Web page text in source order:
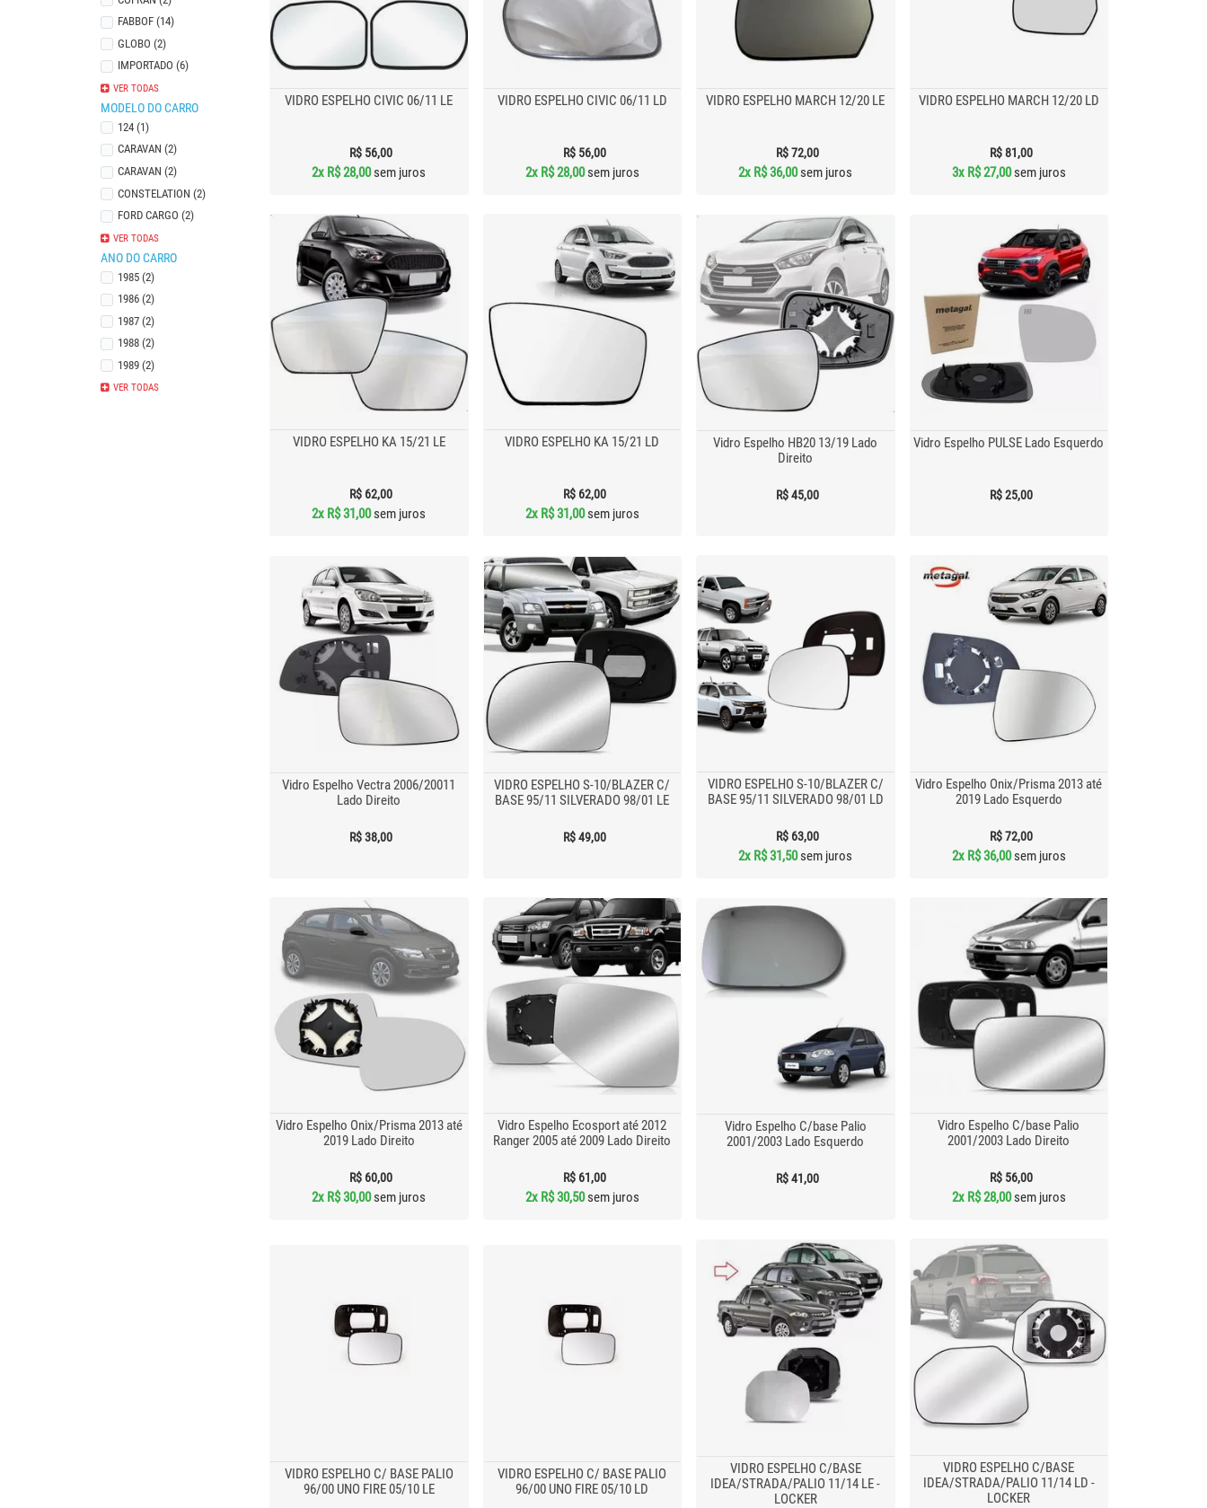
Bojo Externo
FABBOF (14)
GLOBO (2)
IMPORTADO (6)
METAGAL (53)
ORIGINAL (1)
RETROC (2)
VP (1)
VER TODAS
MODELO DO CARRO
124 (1)
CARAVAN (2)
CARAVAN (2)
CONSTELATION (2)
FORD CARGO (2)
OPALA (2)
SCANIA 114 (2)
SCANIA 124 (2)
UNO (1)
VER TODAS
ANO DO CARRO
1985 (2)
1986 (2)
1987 (2)
1988 (2)
1989 (2)
1990 (2)
1996 (1)
1997 (1)
1998 (3)
1999 (3)
2000 (3)
2001 (3)
2002 (3)
2003 (3)
2004 (2)
2005 (2)
2006 (2)
2007 (2)
2008 (2)
2009 (1)
2010 (1)
2011 (1)
2012 (3)
2013 (5)
2014 (5)
2015 (5)
2016 (5)
2017 (5)
2018 (5)
VER TODAS
VIDRO ESPELHO CIVIC 06/11 LE
R$ 56,00
2x R$ 28,00sem juros
VIDRO ESPELHO CIVIC 06/11 LD
R$ 56,00
2x R$ 28,00sem juros
VIDRO ESPELHO MARCH 12/20 LE
R$ 72,00
2x R$ 36,00sem juros
VIDRO ESPELHO MARCH 12/20 LD
R$ 81,00
3x R$ 27,00sem juros
VIDRO ESPELHO KA 15/21 LE
R$ 62,00
2x R$ 31,00sem juros
VIDRO ESPELHO KA 15/21 LD
R$ 62,00
2x R$ 31,00sem juros
Vidro Espelho HB20 13/19 Lado
Direito
R$ 45,00
Vidro Espelho PULSE Lado Esquerdo
R$ 25,00
Vidro Espelho Vectra 2006/20011
Lado Direito
R$ 38,00
VIDRO ESPELHO S-10/BLAZER C/
BASE 95/11 SILVERADO 98/01 LE
R$ 49,00
VIDRO ESPELHO S-10/BLAZER C/
BASE 95/11 SILVERADO 98/01 LD
R$ 63,00
2x R$ 31,50sem juros
Vidro Espelho Onix/Prisma 2013 até
2019 Lado Esquerdo
R$ 72,00
2x R$ 36,00sem juros
Vidro Espelho Onix/Prisma 2013 até
2019 Lado Direito
R$ 60,00
2x R$ 30,00sem juros
Vidro Espelho Ecosport até 2012
Ranger 2005 até 2009 Lado Direito
R$ 61,00
2x R$ 30,50sem juros
Vidro Espelho C/base Palio
2001/2003 Lado Esquerdo
R$ 41,00
Vidro Espelho C/base Palio
2001/2003 Lado Direito
R$ 56,00
2x R$ 28,00sem juros
VIDRO ESPELHO C/ BASE PALIO
96/00 UNO FIRE 05/10 LE
VIDRO ESPELHO C/ BASE PALIO
96/00 UNO FIRE 05/10 LD
VIDRO ESPELHO C/BASE
IDEA/STRADA/PALIO 11/14 LE -
LOCKER
VIDRO ESPELHO C/BASE
IDEA/STRADA/PALIO 11/14 LD -
LOCKER